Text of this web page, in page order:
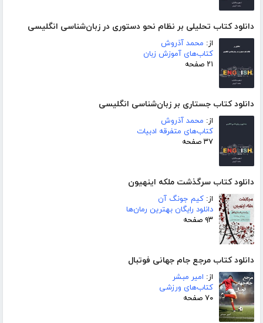
دانلود کتاب تحلیلی بر نظام نحو دستوری در زبان‌شناسی انگلیسی
از: محمد آذروش
کتاب‌های آموزش زبان
۲۱ صفحه
دانلود کتاب جستاری بر زبان‌شناسی انگلیسی
از: محمد آذروش
کتاب‌های متفرقه ادبیات
۳۷ صفحه
دانلود کتاب سرگذشت ملکه اینهیون
از: کیم جونگ آن
دانلود رایگان بهترین رمان‌ها
۹۳ صفحه
دانلود کتاب مرجع جام جهانی فوتبال
از: امیر مبشر
کتاب‌های ورزشی
۷۰ صفحه